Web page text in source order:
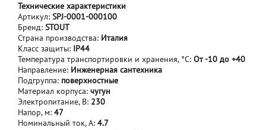
Технические характеристики
Артикул: SPJ-0001-000100
Бренд: STOUT
Страна производства: Италия
Класс защиты: IP44
Температура транспортировки и хранения, °С: От -10 до +40
Направление: Инженерная сантехника
Подгруппа: поверхностные
Материал корпуса: чугун
Электропитание, В: 230
Напор, м: 47
Номинальный ток, А: 4.7